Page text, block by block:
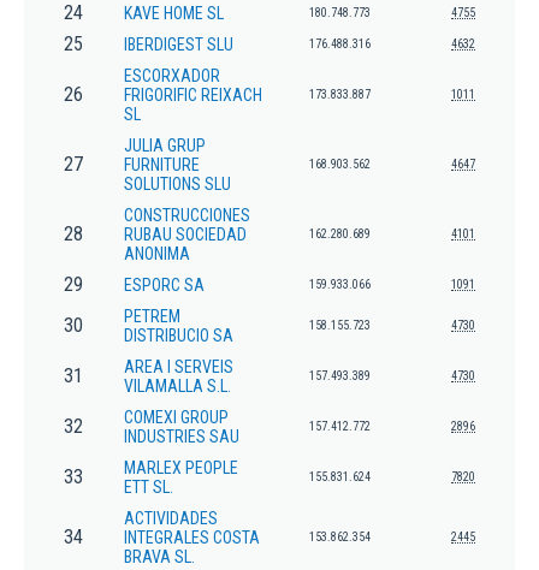
24 KAVE HOME SL 180.748.773 4755
25 IBERDIGEST SLU 176.488.316 4632
26
ESCORXADOR
FRIGORIFIC REIXACH
SL
173.833.887 1011
27
JULIA GRUP
FURNITURE
SOLUTIONS SLU
168.903.562 4647
28
CONSTRUCCIONES
RUBAU SOCIEDAD
ANONIMA
162.280.689 4101
29 ESPORC SA 159.933.066 1091
30
PETREM
DISTRIBUCIO SA
158.155.723 4730
31
AREA I SERVEIS
VILAMALLA S.L.
157.493.389 4730
32
COMEXI GROUP
INDUSTRIES SAU
157.412.772 2896
33
MARLEX PEOPLE
ETT SL.
155.831.624 7820
34
ACTIVIDADES
INTEGRALES COSTA
BRAVA SL.
153.862.354 2445